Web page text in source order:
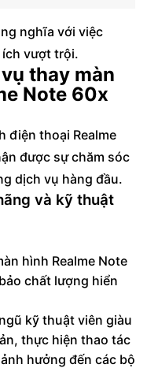
nghĩa với việc
vượt trội.
thay màn
Note 60x
điện thoại Realme
được sự chăm sóc
dịch vụ hàng đầu.
và kỹ thuật
hình Realme Note
chất lượng hiển
kỹ thuật viên giàu
thực hiện thao tác
hưởng đến các bộ